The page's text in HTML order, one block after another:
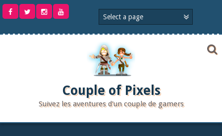
Aller
Couple of Pixels
Suivez les aventures d'un couple de gamers